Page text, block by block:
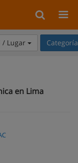
/ Lugar
en Lima